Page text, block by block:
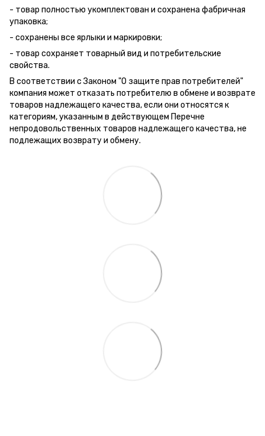
- товар полностью укомплектован и сохранена фабричная
упаковка;
- сохранены все ярлыки и маркировки;
- товар сохраняет товарный вид и потребительские
свойства.
В соответствии с Законом "О защите прав потребителей"
компания может отказать потребителю в обмене и возврате
товаров надлежащего качества, если они относятся к
категориям, указанным в действующем Перечне
непродовольственных товаров надлежащего качества, не
подлежащих возврату и обмену.